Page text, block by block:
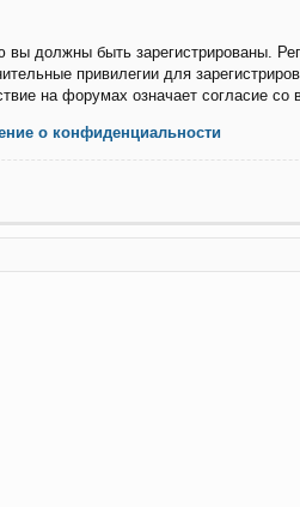
должны быть зарегистрированы.
привилегии для
на форумах означает согласие со
о конфиденциальности